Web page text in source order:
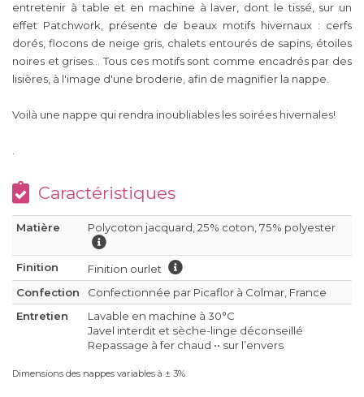
entretenir à table et en machine à laver, dont le tissé, sur un
effet Patchwork, présente de beaux motifs hivernaux : cerfs
dorés, flocons de neige gris, chalets entourés de sapins, étoiles
noires et grises... Tous ces motifs sont comme encadrés par des
lisières, à l'image d'une broderie, afin de magnifier la nappe.
Voilà une nappe qui rendra inoubliables les soirées hivernales!
.
Caractéristiques
Matière Polycoton jacquard, 25% coton, 75% polyester
Finition
Finition ourlet
Confection
Confectionnée par Picaflor à Colmar, France
Entretien
Lavable en machine à 30°C
Javel interdit et sèche-linge déconseillé
Repassage à fer chaud •• sur l’envers
Dimensions des nappes variables à ± 3%